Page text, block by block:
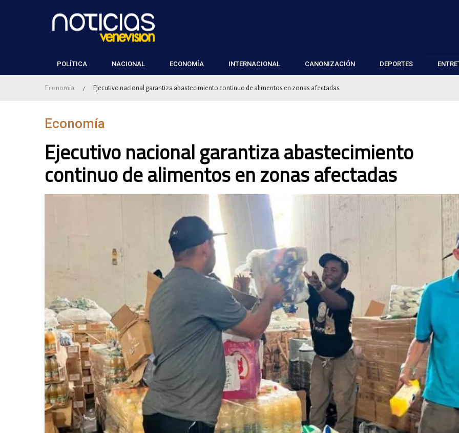
POLÍTICA NACIONAL ECONOMÍA INTERNACIONAL CANONIZACIÓN DEPORTES
Economía / Ejecutivo nacional garantiza abastecimiento continuo de alimentos en zonas afectadas
Economía
Ejecutivo nacional garantiza abastecimiento
continuo de alimentos en zonas afectadas